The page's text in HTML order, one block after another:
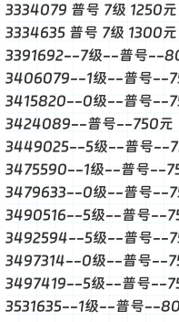
3334079 普号 7级 1250
3334635 普号 7级 1300
3391692--7级--普号--
3406079--1级--普号--
3415820--0级--普号--
3424089--普号--750元
3449025--5级--普号--
3475590--1级--普号--
3479633--0级--普号--
3490516--5级--普号--
3492594--5级--普号--
3497314--0级--普号--
3497419--5级--普号--
3531635--1级--普号--